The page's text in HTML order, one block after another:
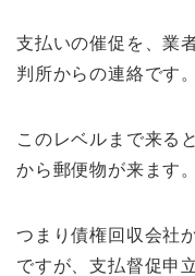
支払いの催促を、業
判所からの連絡です。
このレベルまで来る
から郵便物が来ます。
つまり債権回収会社
ですが、支払督促申